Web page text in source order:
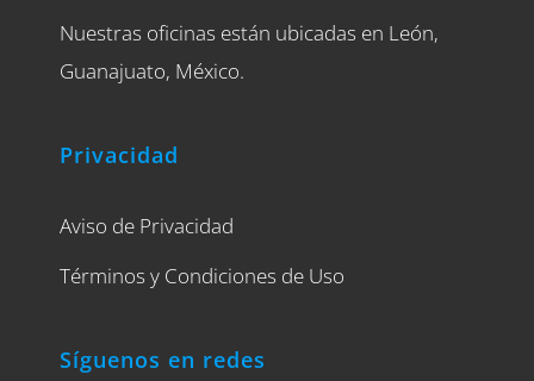
Nuestras oficinas están ubicadas en León,
Guanajuato, México.
Privacidad
Aviso de Privacidad
Términos y Condiciones de Uso
Síguenos en redes